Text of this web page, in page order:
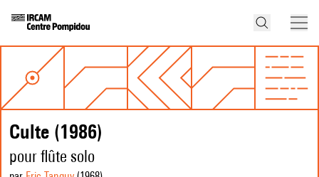
Culte (1986)
pour flûte solo